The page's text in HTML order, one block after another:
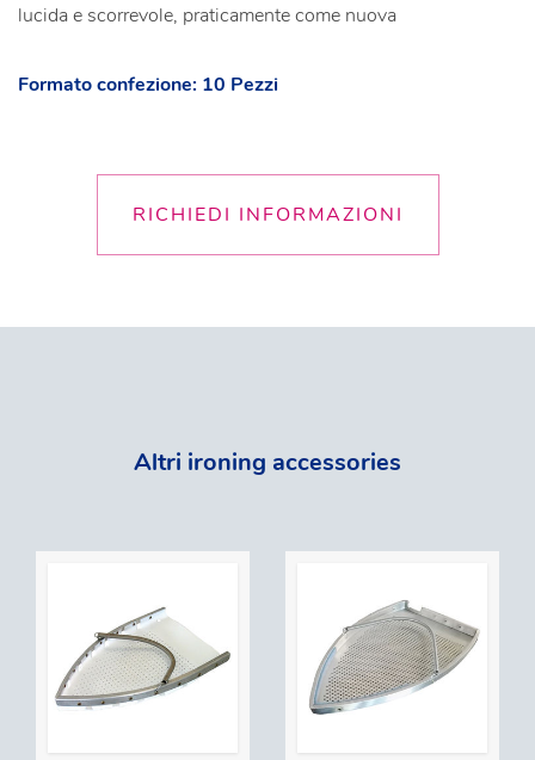
lucida e scorrevole, praticamente come nuova
Formato confezione: 10 Pezzi
RICHIEDI INFORMAZIONI
Altri ironing accessories